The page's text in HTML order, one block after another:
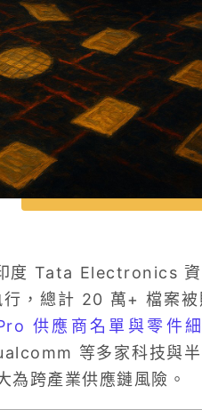
度 Tata Electronics 資
，總計 20 萬+ 檔案被
供應商名單與零件
等多家科技與
跨產業供應鏈風險。